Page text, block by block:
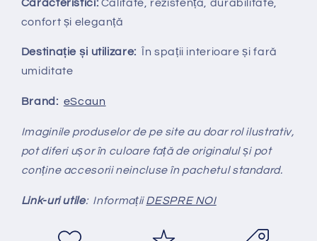
Caracteristici: Calitate, rezistență, durabilitate,
confort și eleganță
Destinație și utilizare: În spații interioare și fară
umiditate
Brand: eScaun
Imaginile produselor de pe site au doar rol ilustrativ,
pot diferi ușor în culoare față de originalul și pot
conține accesorii neincluse în pachetul standard.
Link-uri utile: InformațiiDESPRE NOI